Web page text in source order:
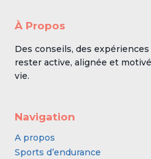
À Propos
Des conseils, des
rester active, alignée et
vie.
Navigation
A propos
Sports d’endurance